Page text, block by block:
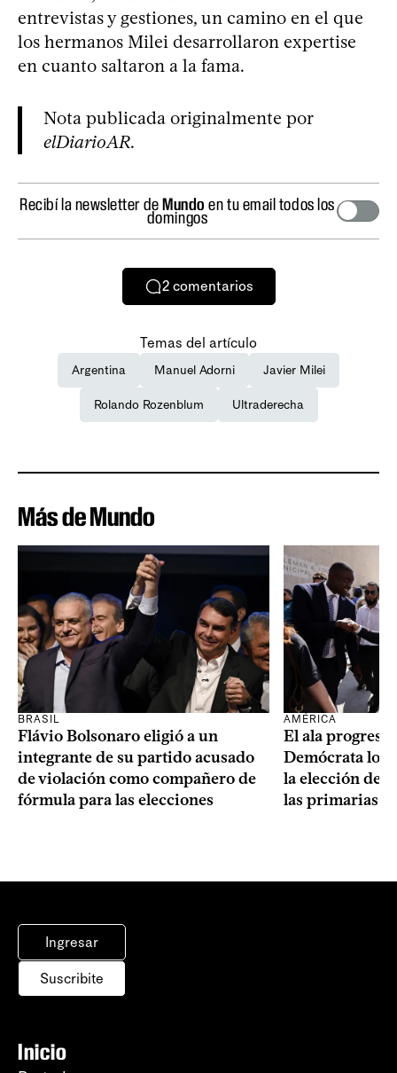
entrevistas y gestiones, un camino en el que
los hermanos Milei desarrollaron expertise
en cuanto saltaron a la fama.
Nota publicada originalmente por
elDiarioAR.
Recibí la newsletter deMundo en tu email todos los
domingos
2 comentarios
Temas del artículo
Argentina Manuel Adorni Javier Milei
Rolando Rozenblum Ultraderecha
Más de Mundo
BRASIL
Flávio Bolsonaro eligió a un
integrante de su partido acusado
de violación como compañero de
fórmula para las elecciones
AMÉRICA
El ala
Demócrata
la elección de
las primarias
Ingresar
Suscribite
Inicio